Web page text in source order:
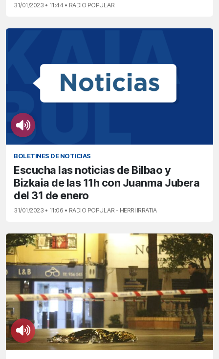
31/01/2023 • 11:44 • RADIO POPULAR
BOLETINES DE NOTICIAS
Escucha las noticias de Bilbao y
Bizkaia de las 11h con Juanma Jubera
del 31 de enero
31/01/2023 • 11:06 • RADIO POPULAR - HERRI IRRATIA